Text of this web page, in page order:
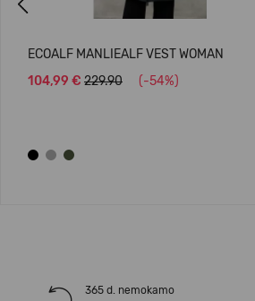
ECOALF MANLIEALF VEST WOMAN
104,99 € 229.90 (-54%)
365 d. nemokamo